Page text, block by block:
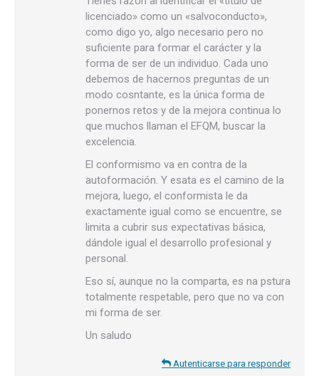
licenciado» como un «salvoconducto»,
como digo yo, algo necesario pero no
suficiente para formar el carácter y la
forma de ser de un individuo. Cada uno
debemos de hacernos preguntas de un
modo cosntante, es la única forma de
ponernos retos y de la mejora continua lo
que muchos llaman el EFQM, buscar la
excelencia.
El conformismo va en contra de la
autoformación. Y esata es el camino de la
mejora, luego, el conformista le da
exactamente igual como se encuentre, se
limita a cubrir sus expectativas básica,
dándole igual el desarrollo profesional y
personal.
Eso sí, aunque no la comparta, es na pstura
totalmente respetable, pero que no va con
mi forma de ser.
Un saludo
Autenticarse para responder